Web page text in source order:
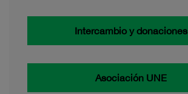
Intercambio y donaciones
Asociación UNE